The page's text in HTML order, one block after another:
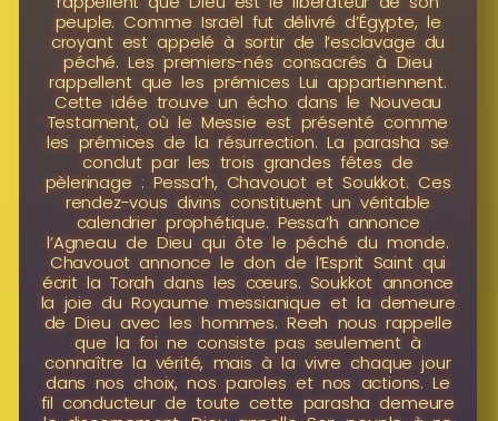
peuple. Comme Israël fut délivré d’Égypte, le
croyant est appelé à sortir de l’esclavage du
péché. Les premiers-nés consacrés à Dieu
rappellent que les prémices Lui appartiennent.
Cette idée trouve un écho dans le Nouveau
Testament, où le Messie est présenté comme
les prémices de la résurrection. La parasha se
conclut par les trois grandes fêtes de
pèlerinage : Pessa’h, Chavouot et Soukkot. Ces
rendez-vous divins constituent un véritable
calendrier prophétique. Pessa’h annonce
l’Agneau de Dieu qui ôte le péché du monde.
Chavouot annonce le don de l’Esprit Saint qui
écrit la Torah dans les cœurs. Soukkot annonce
la joie du Royaume messianique et la demeure
de Dieu avec les hommes. Reeh nous rappelle
que la foi ne consiste pas seulement à
connaître la vérité, mais à la vivre chaque jour
dans nos choix, nos paroles et nos actions. Le
fil conducteur de toute cette parasha demeure